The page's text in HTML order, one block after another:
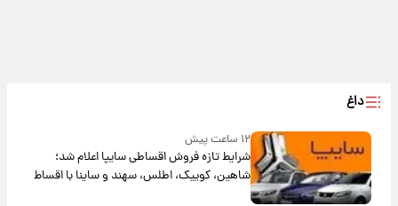
داغ
۱۲ ساعت پیش
شرایط تازه فروش اقساطی سایپا اعلام شد؛
شاهین، کوییک، اطلس، سهند و ساینا با اقساط
بلندمدت + جدول